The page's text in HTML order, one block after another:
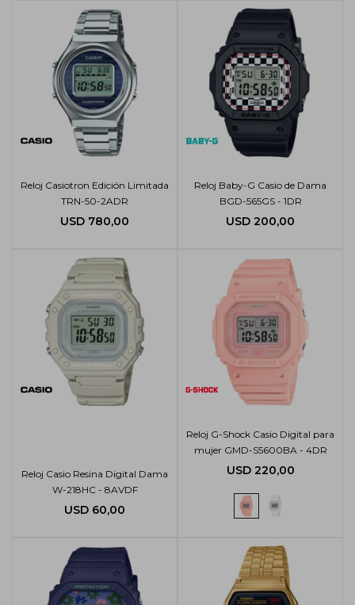
Reloj Casiotron Edición Limitada
TRN-50-2ADR
USD 780,00
Reloj Baby-G Casio de Dama
BGD-565GS - 1DR
USD 200,00
Reloj Casio Resina Digital Dama
W-218HC - 8AVDF
USD 60,00
Reloj G-Shock Casio Digital para
mujer GMD-S5600BA - 4DR
USD 220,00